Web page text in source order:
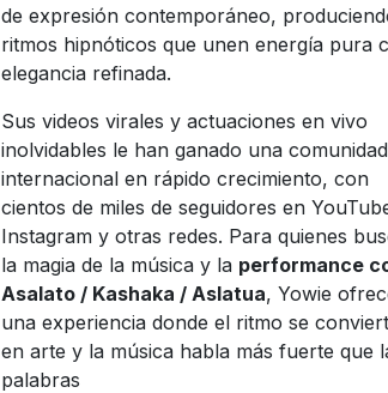
de expresión contemporáneo,
ritmos hipnóticos que unen energía pura
elegancia refinada.
Sus videos virales y actuaciones en vivo
inolvidables le han ganado una comunidad
internacional en rápido crecimiento, con
cientos de miles de seguidores en
Instagram y otras redes. Para quienes
la magia de la música y la performance
Asalato / Kashaka / Aslatua, Yowie
una experiencia donde el ritmo se
en arte y la música habla más fuerte que
palabras